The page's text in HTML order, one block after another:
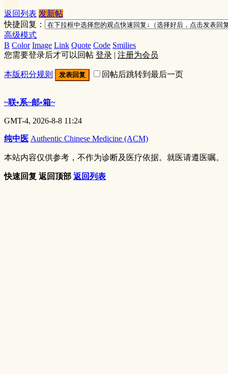
返回列表 发新帖
快捷回复：
高级模式
B Color Image Link Quote Code Smilies
您需要登录后才可以回帖 登录 | 注册为会员
本版积分规则 发表回复 回帖后跳转到最后一页
~联•系~邮•箱~
GMT-4, 2026-8-8 11:24
纯中医 Authentic Chinese Medicine (ACM)
本站内容仅供参考，不作为诊断及医疗依据。就医请遵医嘱。
快速回复 返回顶部 返回列表